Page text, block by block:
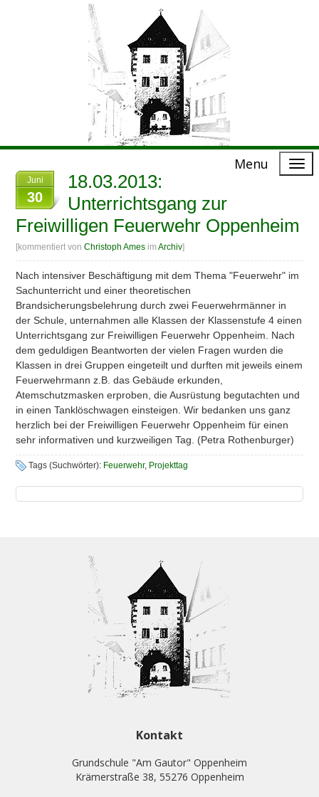
Menu
Juni
30
18.03.2013:
Unterrichtsgang zur
Freiwilligen Feuerwehr Oppenheim
[kommentiert vonChristoph Ames imArchiv]
Nach intensiver Beschäftigung mit dem Thema "Feuerwehr" im
Sachunterricht und einer theoretischen
Brandsicherungsbelehrung durch zwei Feuerwehrmänner in
der Schule, unternahmen alle Klassen der Klassenstufe 4 einen
Unterrichtsgang zur Freiwilligen Feuerwehr Oppenheim. Nach
dem geduldigen Beantworten der vielen Fragen wurden die
Klassen in drei Gruppen eingeteilt und durften mit jeweils einem
Feuerwehrmann z.B. das Gebäude erkunden,
Atemschutzmasken erproben, die Ausrüstung begutachten und
in einen Tanklöschwagen einsteigen. Wir bedanken uns ganz
herzlich bei der Freiwilligen Feuerwehr Oppenheim für einen
sehr informativen und kurzweiligen Tag. (Petra Rothenburger)
Tags (Suchwörter): Feuerwehr, Projekttag
Kontakt
Grundschule "Am Gautor" Oppenheim
Krämerstraße 38, 55276 Oppenheim